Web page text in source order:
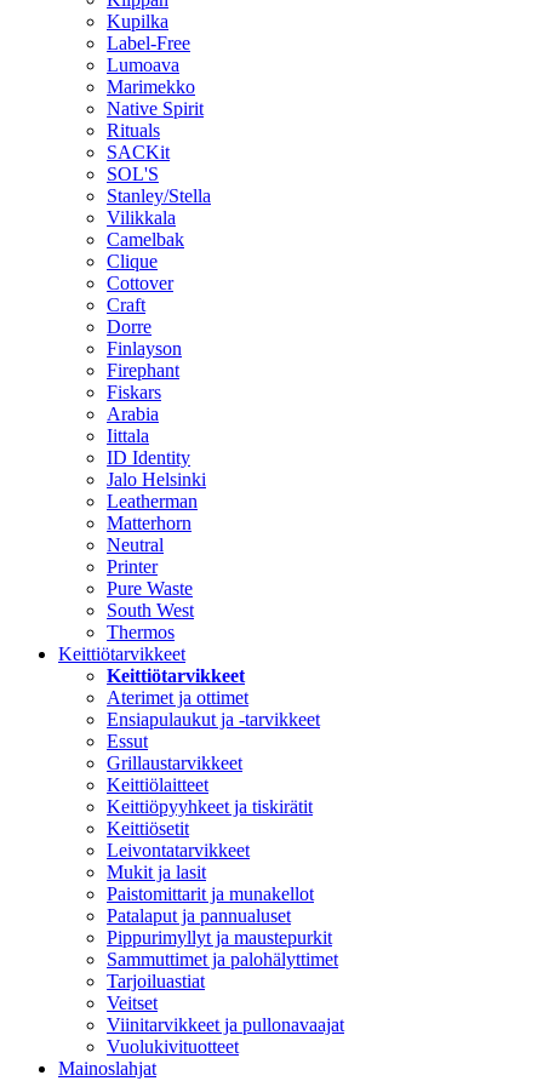
Kupilka
Label-Free
Lumoava
Marimekko
Native Spirit
Rituals
SACKit
SOL'S
Stanley/Stella
Vilikkala
Camelbak
Clique
Cottover
Craft
Dorre
Finlayson
Firephant
Fiskars
Arabia
Iittala
ID Identity
Jalo Helsinki
Leatherman
Matterhorn
Neutral
Printer
Pure Waste
South West
Thermos
Keittiötarvikkeet
Keittiötarvikkeet
Aterimet ja ottimet
Ensiapulaukut ja -tarvikkeet
Essut
Grillaustarvikkeet
Keittiölaitteet
Keittiöpyyhkeet ja tiskirätit
Keittiösetit
Leivontatarvikkeet
Mukit ja lasit
Paistomittarit ja munakellot
Patalaput ja pannualuset
Pippurimyllyt ja maustepurkit
Sammuttimet ja palohälyttimet
Tarjoiluastiat
Veitset
Viinitarvikkeet ja pullonavaajat
Vuolukivituotteet
Mainoslahjat